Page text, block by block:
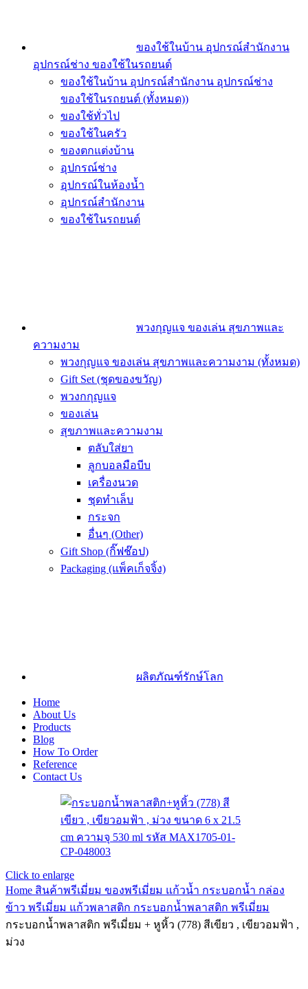
ของใช้ในบ้าน อุปกรณ์สำนักงาน
อุปกรณ์ช่าง ของใช้ในรถยนต์
ของใช้ในบ้าน อุปกรณ์สำนักงาน อุปกรณ์ช่าง
ของใช้ในรถยนต์ (ทั้งหมด))
ของใช้ทั่วไป
ของใช้ในครัว
ของตกแต่งบ้าน
อุปกรณ์ช่าง
อุปกรณ์ในห้องน้ำ
อุปกรณ์สำนักงาน
ของใช้ในรถยนต์
พวงกุญแจ ของเล่น สุขภาพและ
ความงาม
พวงกุญแจ ของเล่น สุขภาพและความงาม (ทั้งหมด)
Gift Set (ชุดของขวัญ)
พวงกกุญแจ
ของเล่น
สุขภาพและความงาม
ตลับใส่ยา
ลูกบอลมือบีบ
เครื่องนวด
ชุดทำเล็บ
กระจก
อื่นๆ (Other)
Gift Shop (กิ๊ฟช๊อป)
Packaging (แพ็คเก็จจิ้ง)
ผลิตภัณฑ์รักษ์โลก
Home
About Us
Products
Blog
How To Order
Reference
Contact Us
Click to enlarge
Home สินค้าพรีเมี่ยม ของพรีเมี่ยม แก้วน้ำ กระบอกน้ำ กล่อง
ข้าว พรีเมี่ยม แก้วพลาสติก กระบอกน้ำพลาสติก พรีเมี่ยม
กระบอกน้ำพลาสติก พรีเมี่ยม + หูหิ้ว (778) สีเขียว , เขียวอมฟ้า ,
ม่วง